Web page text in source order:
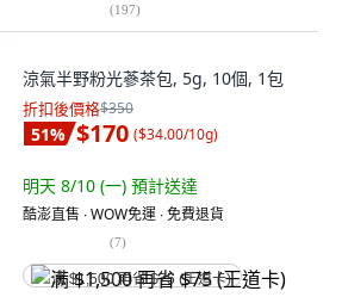
(197)
涼氣半野粉光蔘茶包, 5g, 10個, 1包
折扣後價格$350
51% $170 ($34.00/10g)
明天 8/10 (一) 預計送達
酷澎直售 ∙ WOW免運 ∙ 免費退貨
(7)
满 $1,500 再省 $75 (王道卡)